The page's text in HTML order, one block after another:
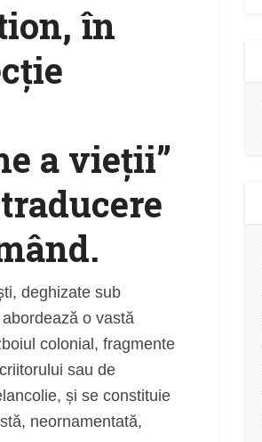
în
a vieții”
deghizate sub
o vastă
colonial, fragmente
sau de
și se constituie
neornamentată,